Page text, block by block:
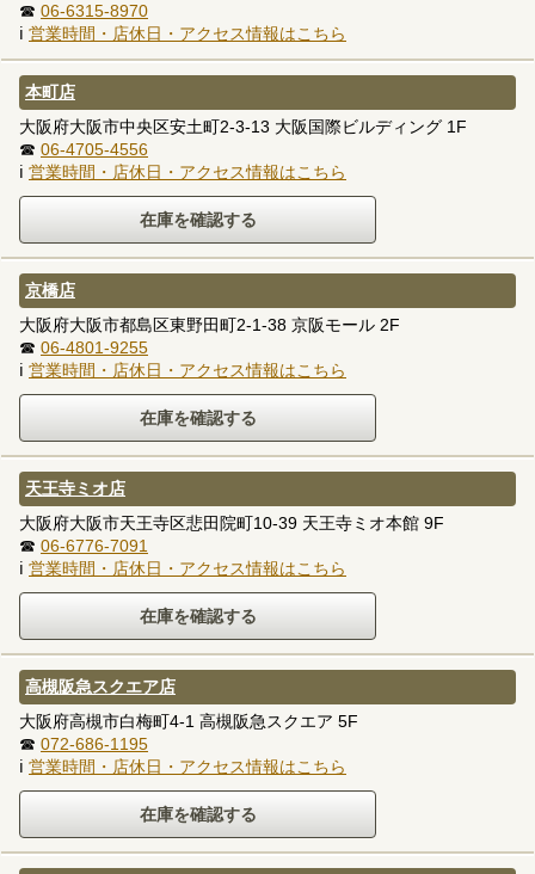
☎ 06-6315-8970
ℹ 営業時間・店休日・アクセス情報はこちら
本町店
大阪府大阪市中央区安土町2-3-13 大阪国際ビルディング 1F
☎ 06-4705-4556
ℹ 営業時間・店休日・アクセス情報はこちら
京橋店
大阪府大阪市都島区東野田町2-1-38 京阪モール 2F
☎ 06-4801-9255
ℹ 営業時間・店休日・アクセス情報はこちら
天王寺ミオ店
大阪府大阪市天王寺区悲田院町10-39 天王寺ミオ本館 9F
☎ 06-6776-7091
ℹ 営業時間・店休日・アクセス情報はこちら
高槻阪急スクエア店
大阪府高槻市白梅町4-1 高槻阪急スクエア 5F
☎ 072-686-1195
ℹ 営業時間・店休日・アクセス情報はこちら